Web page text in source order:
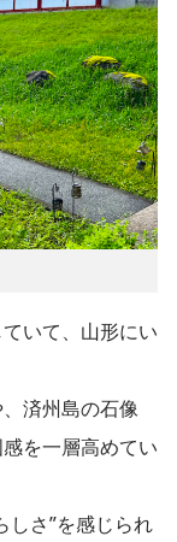
いて、山形にい
済州島の石像
を一層高めてい
しさ”を感じられ